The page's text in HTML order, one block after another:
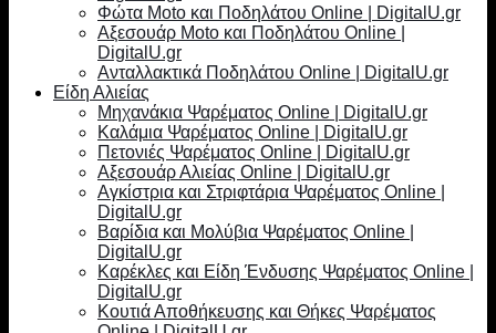
Φώτα Moto και Ποδηλάτου Online | DigitalU.gr
Αξεσουάρ Moto και Ποδηλάτου Online |
DigitalU.gr
Ανταλλακτικά Ποδηλάτου Online | DigitalU.gr
Είδη Αλιείας
Μηχανάκια Ψαρέματος Online | DigitalU.gr
Καλάμια Ψαρέματος Online | DigitalU.gr
Πετονιές Ψαρέματος Online | DigitalU.gr
Αξεσουάρ Αλιείας Online | DigitalU.gr
Αγκίστρια και Στριφτάρια Ψαρέματος Online |
DigitalU.gr
Βαρίδια και Μολύβια Ψαρέματος Online |
DigitalU.gr
Καρέκλες και Είδη Ένδυσης Ψαρέματος Online |
DigitalU.gr
Κουτιά Αποθήκευσης και Θήκες Ψαρέματος